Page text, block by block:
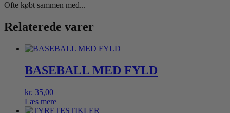
på
Ofte købt sammen med...
Relaterede varer
BASEBALL MED FYLD
kr. 35,00
Læs mere